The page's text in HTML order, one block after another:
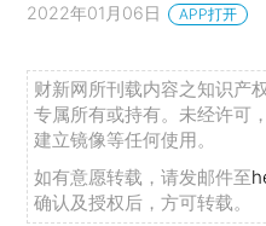
2022年01月06日 APP打开
财新网所刊载内容之知识产
专属所有或持有。未经许可
建立镜像等任何使用。
如有意愿转载，请发邮件至
确认及授权后，方可转载。